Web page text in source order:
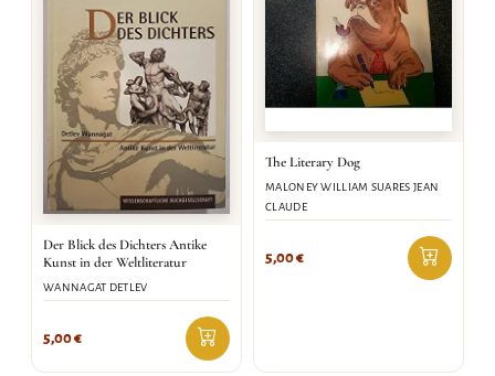
Der Blick des Dichters Antike
Kunst in der Weltliteratur
WANNAGAT DETLEV
5,00€
The Literary Dog
MALONEY WILLIAM SUARES JEAN
CLAUDE
5,00€